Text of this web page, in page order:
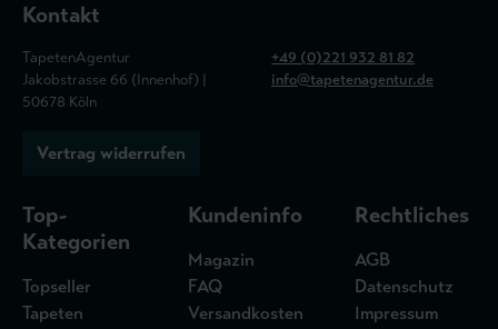
Kontakt
TapetenAgentur
Jakobstrasse 66 (Innenhof) |
50678 Köln
+49 (0)221 932 81 82
info@tapetenagentur.de
Vertrag widerrufen
Top-
Kategorien
Topseller
Tapeten
Kundeninfo
Magazin
FAQ
Versandkosten
Rechtliches
AGB
Datenschutz
Impressum